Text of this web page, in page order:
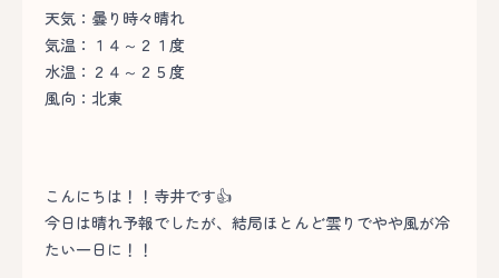
天気：曇り時々晴れ
気温：１４～２１度
水温：２４～２５度
風向：北東
こんにちは！！寺井です👍
今日は晴れ予報でしたが、結局ほとんど雲りでやや風が冷
たい一日に！！